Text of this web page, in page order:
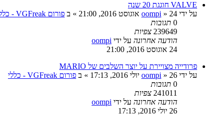
VALVE חוגגת 20 שנה
על ידי
oompi » 24 אוגוסט 2016, 21:00 » ב פורום VGFreak - כללי
0 תגובות
239649 צפיות
הודעה אחרונה על ידי oompi
24 אוגוסט 2016, 21:00
פרודייה מצויירת על יוצר השלבים של MARIO
על ידי
oompi » 26 יולי 2016, 17:13 » ב פורום VGFreak - כללי
0 תגובות
241011 צפיות
הודעה אחרונה על ידי oompi
26 יולי 2016, 17:13